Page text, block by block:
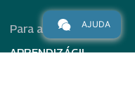
Para alunos
APRENDIZÁGIL
AJUDA